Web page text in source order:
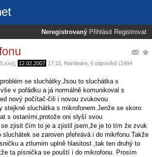
Neregistrovaný Přihlásit Registrovat
12.02.2007 17:15 Hardware , 6 odpovědí (2494
se sluchátky.Jsou to sluchátka s
v pořádku a já normálně komunikoval s
nový počítač-čili i novou zvukovou
stejkné sluchátka s mikrofonem.Jenže se skoro
s ostaními,protože oni slyší svou
zjisit čím to je a zjistil jsem,že je to tím že zvuk
sluchátek se zaroven přehrává i do mikrfonu.Takže
a ztlumim uplně hlasitost ,tak ten druhý to
ta písnička se pouští i do mikrofonu. Prosím